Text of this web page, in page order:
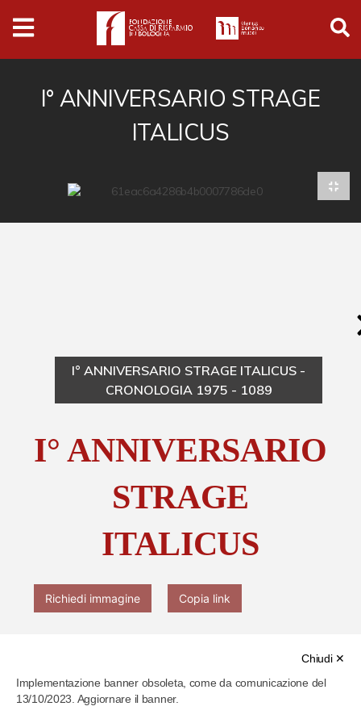
Archivio
Ferrari
Archivio Digitale
Arte e cultura
Musica cinema e spettacolo
Chi è Paolo Ferrari
Contattaci
I° ANNIVERSARIO STRAGE
ITALICUS
I° ANNIVERSARIO STRAGE ITALICUS -
CRONOLOGIA 1975 - 1089
I° ANNIVERSARIO
STRAGE
ITALICUS
Richiedi immagine Copia link
Cod. identificativo
Chiudi ✕
Implementazione banner obsoleta, come da comunicazione del
13/10/2023. Aggiornare il banner.